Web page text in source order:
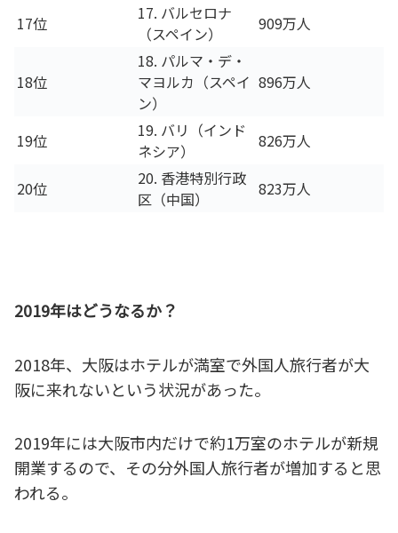
17位
17. バルセロナ
（スペイン）
909万人
18位
18. パルマ・デ・
マヨルカ（スペイ
ン）
896万人
19位
19. バリ（インド
ネシア）
826万人
20位
20. 香港特別行政
区（中国）
823万人
2019年はどうなるか？
2018年、大阪はホテルが満室で外国人旅行者が大
阪に来れないという状況があった。
2019年には大阪市内だけで約1万室のホテルが新規
開業するので、その分外国人旅行者が増加すると思
われる。